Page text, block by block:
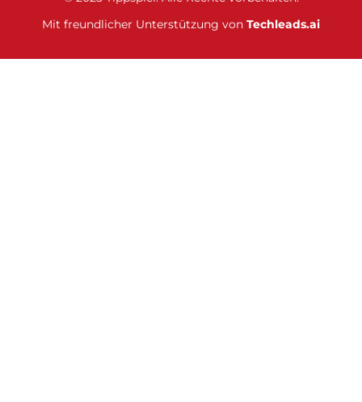
Mit freundlicher Unterstützung von Techleads.ai